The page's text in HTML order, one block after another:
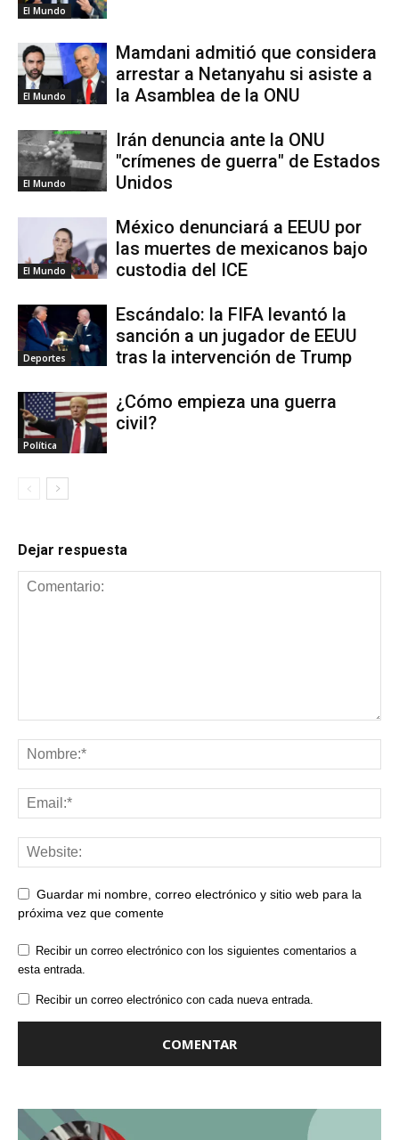
El Mundo
El Mundo
Mamdani admitió que considera
arrestar a Netanyahu si asiste a
la Asamblea de la ONU
El Mundo
Irán denuncia ante la ONU
"crímenes de guerra" de Estados
Unidos
El Mundo
México denunciará a EEUU por
las muertes de mexicanos bajo
custodia del ICE
Deportes
Escándalo: la FIFA levantó la
sanción a un jugador de EEUU
tras la intervención de Trump
Política
¿Cómo empieza una guerra
civil?
Dejar respuesta
Guardar mi nombre, correo electrónico y sitio web para la
próxima vez que comente
Recibir un correo electrónico con los siguientes comentarios a
esta entrada.
Recibir un correo electrónico con cada nueva entrada.